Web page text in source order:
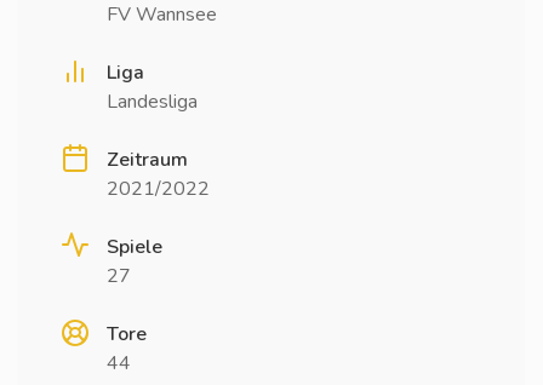
FV Wannsee
Liga
Landesliga
Zeitraum
2021/2022
Spiele
27
Tore
44